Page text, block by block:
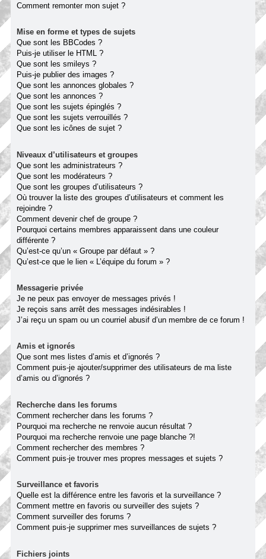
Comment remonter mon sujet ?
Mise en forme et types de sujets
Que sont les BBCodes ?
Puis-je utiliser le HTML ?
Que sont les smileys ?
Puis-je publier des images ?
Que sont les annonces globales ?
Que sont les annonces ?
Que sont les sujets épinglés ?
Que sont les sujets verrouillés ?
Que sont les icônes de sujet ?
Niveaux d’utilisateurs et groupes
Que sont les administrateurs ?
Que sont les modérateurs ?
Que sont les groupes d’utilisateurs ?
Où trouver la liste des groupes d’utilisateurs et comment les
rejoindre ?
Comment devenir chef de groupe ?
Pourquoi certains membres apparaissent dans une couleur
différente ?
Qu’est-ce qu’un « Groupe par défaut » ?
Qu’est-ce que le lien « L’équipe du forum » ?
Messagerie privée
Je ne peux pas envoyer de messages privés !
Je reçois sans arrêt des messages indésirables !
J’ai reçu un spam ou un courriel abusif d’un membre de ce forum !
Amis et ignorés
Que sont mes listes d’amis et d’ignorés ?
Comment puis-je ajouter/supprimer des utilisateurs de ma liste
d’amis ou d’ignorés ?
Recherche dans les forums
Comment rechercher dans les forums ?
Pourquoi ma recherche ne renvoie aucun résultat ?
Pourquoi ma recherche renvoie une page blanche ?!
Comment rechercher des membres ?
Comment puis-je trouver mes propres messages et sujets ?
Surveillance et favoris
Quelle est la différence entre les favoris et la surveillance ?
Comment mettre en favoris ou surveiller des sujets ?
Comment surveiller des forums ?
Comment puis-je supprimer mes surveillances de sujets ?
Fichiers joints